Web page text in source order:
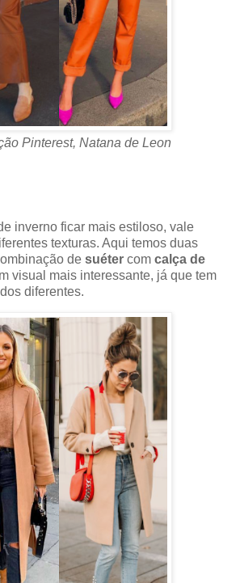
Pinterest, Natana de Leon
inverno ficar mais estiloso, vale
texturas. Aqui temos duas
de suéter com calça de
visual mais interessante, já que tem
diferentes.